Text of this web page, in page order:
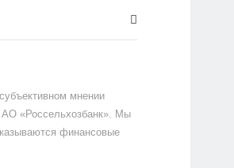
мнении
АО «Россельхозбанк». Мы
финансовые